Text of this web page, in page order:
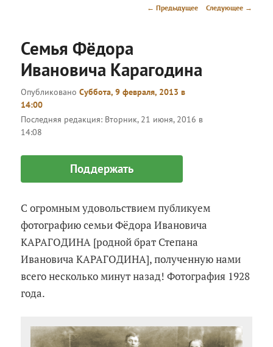
Навигация
← Предыдущее Следующее →
Семья Фёдора
Ивановича Карагодина
ОпубликованоСуббота, 9 февраля, 2013 в
14:00
Последняя редакция: Вторник, 21 июня, 2016 в
14:08
Поддержать
С огромным удовольствием публикуем
фотографию семьи Фёдора Ивановича
КАРАГОДИНА [родной брат Степана
Ивановича КАРАГОДИНА], полученную нами
всего несколько минут назад! Фотография 1928
года.